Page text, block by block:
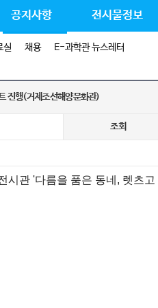
공지사항
실 채용 E-과학관 뉴스레터
전시물정보
진행(거제조선해양문화관)
조회